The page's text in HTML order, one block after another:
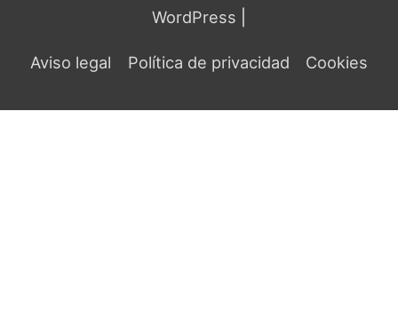
WordPress
Aviso legal Política de privacidad Cookies